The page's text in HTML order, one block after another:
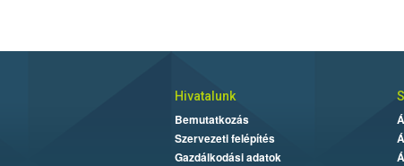
Hivatalunk
Bemutatkozás
Szervezeti felépítés
Gazdálkodási adatok